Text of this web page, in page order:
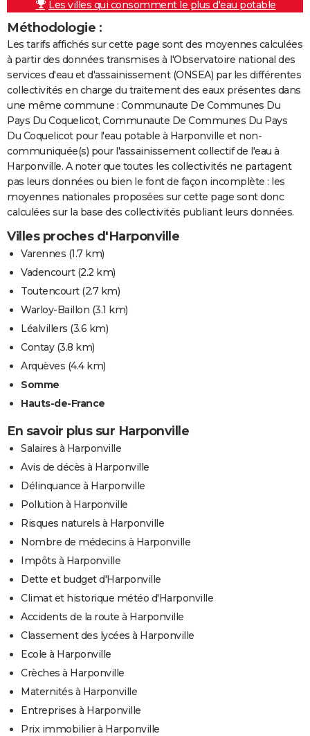
Les villes qui consomment le plus d'eau potable
Méthodologie :
Les tarifs affichés sur cette page sont des moyennes calculées
à partir des données transmises à l'Observatoire national des
services d'eau et d'assainissement (ONSEA) par les différentes
collectivités en charge du traitement des eaux présentes dans
une même commune : Communaute De Communes Du
Pays Du Coquelicot, Communaute De Communes Du Pays
Du Coquelicot pour l'eau potable à Harponville et non-
communiquée(s) pour l'assainissement collectif de l'eau à
Harponville. A noter que toutes les collectivités ne partagent
pas leurs données ou bien le font de façon incomplète : les
moyennes nationales proposées sur cette page sont donc
calculées sur la base des collectivités publiant leurs données.
Villes proches d'Harponville
Varennes (1.7 km)
Vadencourt(2.2 km)
Toutencourt(2.7 km)
Warloy-Baillon (3.1 km)
Léalvillers (3.6 km)
Contay(3.8 km)
Arquèves (4.4 km)
Somme
Hauts-de-France
En savoir plus sur Harponville
Salaires à Harponville
Avis de décès à Harponville
Délinquance à Harponville
Pollution à Harponville
Risques naturels à Harponville
Nombre de médecins à Harponville
Impôts à Harponville
Dette et budget d'Harponville
Climat et historique météo d'Harponville
Accidents de la route à Harponville
Classement des lycées à Harponville
Ecole à Harponville
Crèches à Harponville
Maternités à Harponville
Entreprises à Harponville
Prix immobilier à Harponville